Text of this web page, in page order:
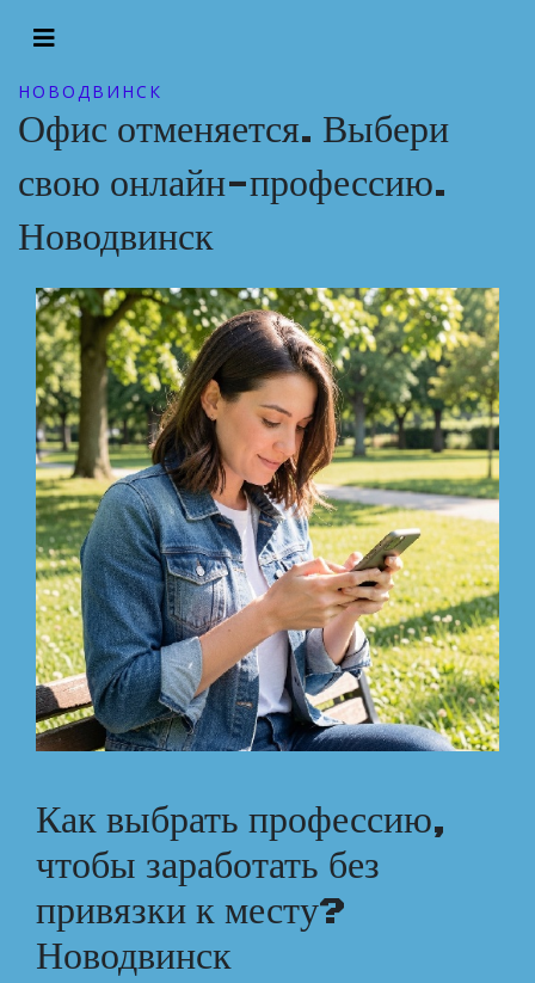
НОВОДВИНСК
Офис отменяется. Выбери
свою онлайн-профессию.
Новодвинск
Как выбрать профессию,
чтобы заработать без
привязки к месту?
Новодвинск